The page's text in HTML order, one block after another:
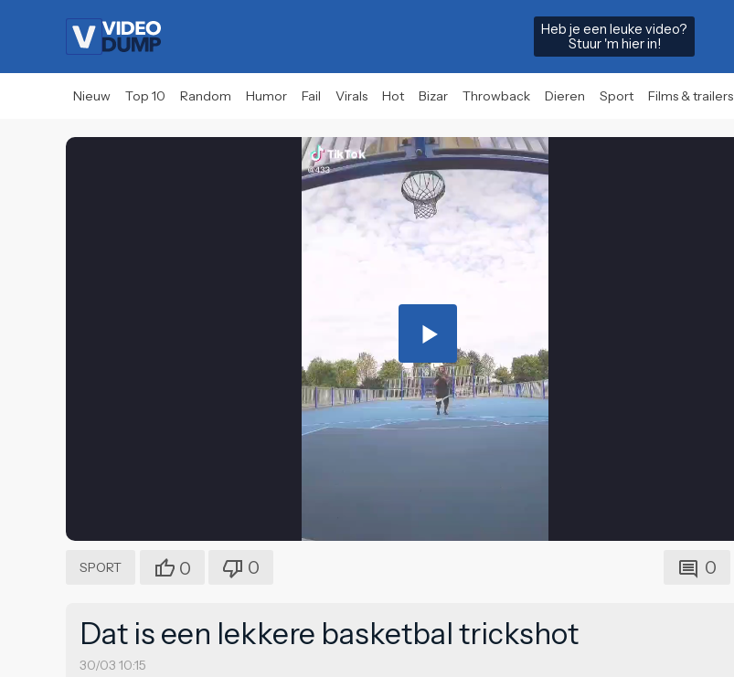
Heb je een leuke video?
Stuur 'm hier in!
Nieuw Top 10 Random Humor Fail Virals Hot Bizar Throwback Dieren Sport Films & trailers
Play
Video
SPORT 0 0 0
Dat is een lekkere basketbal trickshot
30/03 10:15